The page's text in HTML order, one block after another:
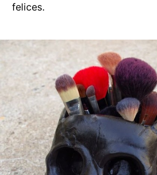
felices.